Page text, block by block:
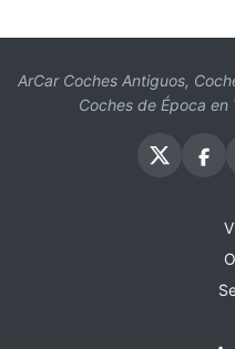
ArCar Coches Antiguos,
Coches de Época en